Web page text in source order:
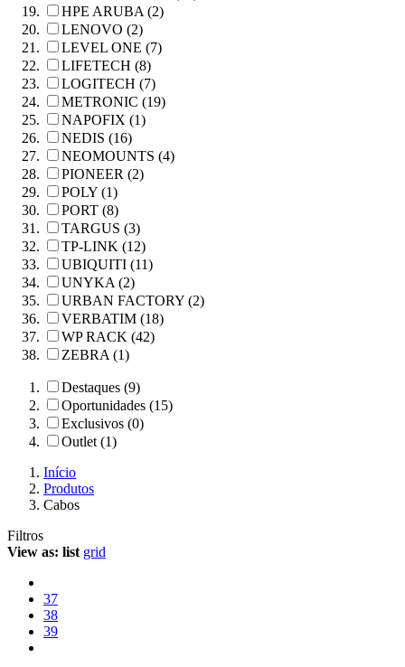
HPE ARUBA (2)
LENOVO (2)
LEVEL ONE (7)
LIFETECH (8)
LOGITECH (7)
METRONIC (19)
NAPOFIX (1)
NEDIS (16)
NEOMOUNTS (4)
PIONEER (2)
POLY (1)
PORT (8)
TARGUS (3)
TP-LINK (12)
UBIQUITI (11)
UNYKA (2)
URBAN FACTORY (2)
VERBATIM (18)
WP RACK (42)
ZEBRA (1)
Destaques (9)
Oportunidades (15)
Exclusivos (0)
Outlet (1)
Início
Produtos
Cabos
Filtros
View as: list grid
37
38
39